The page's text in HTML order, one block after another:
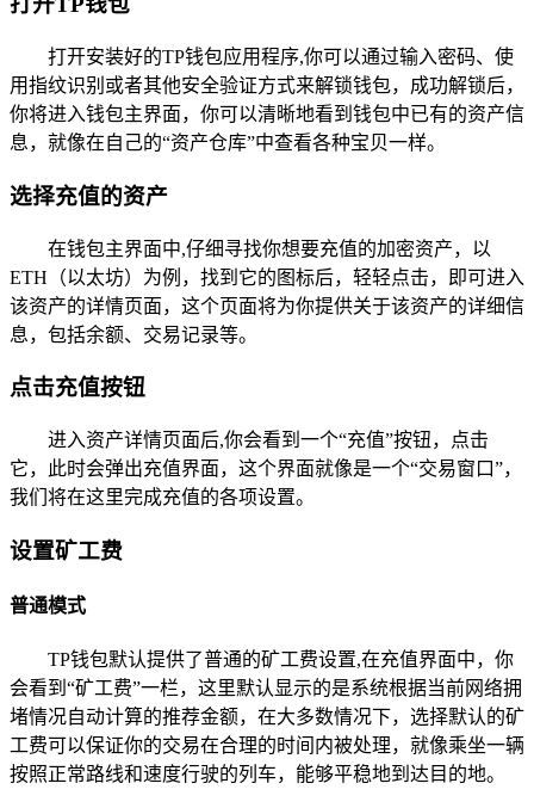
打开安装好的TP钱包应用程序,你可以通过输入密码、使
用指纹识别或者其他安全验证方式来解锁钱包，成功解锁后，
你将进入钱包主界面，你可以清晰地看到钱包中已有的资产信
息，就像在自己的“资产仓库”中查看各种宝贝一样。
选择充值的资产
在钱包主界面中,仔细寻找你想要充值的加密资产，以
ETH（以太坊）为例，找到它的图标后，轻轻点击，即可进入
该资产的详情页面，这个页面将为你提供关于该资产的详细信
息，包括余额、交易记录等。
点击充值按钮
进入资产详情页面后,你会看到一个“充值”按钮，点击
它，此时会弹出充值界面，这个界面就像是一个“交易窗口”，
我们将在这里完成充值的各项设置。
设置矿工费
普通模式
TP钱包默认提供了普通的矿工费设置,在充值界面中，你
会看到“矿工费”一栏，这里默认显示的是系统根据当前网络拥
堵情况自动计算的推荐金额，在大多数情况下，选择默认的矿
工费可以保证你的交易在合理的时间内被处理，就像乘坐一辆
按照正常路线和速度行驶的列车，能够平稳地到达目的地。